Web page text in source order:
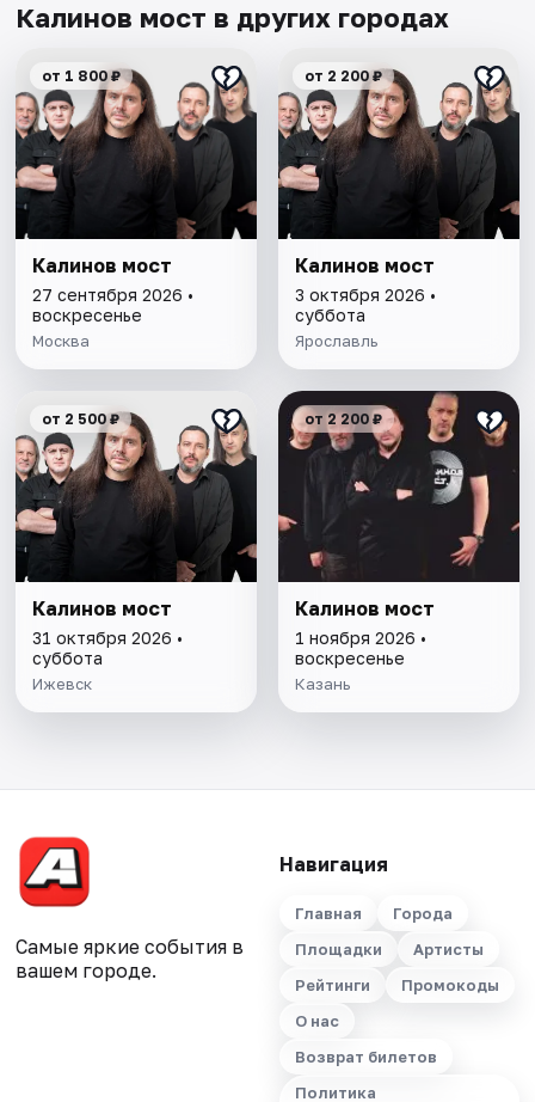
Калинов мост в других городах
от 1 800 ₽
Калинов мост
27 сентября 2026 •
воскресенье
Москва
от 2 200 ₽
Калинов мост
3 октября 2026 •
суббота
Ярославль
от 2 500 ₽
Калинов мост
31 октября 2026 •
суббота
Ижевск
от 2 200 ₽
Калинов мост
1 ноября 2026 •
воскресенье
Казань
Самые яркие события в
вашем городе.
Навигация
Главная
Города
Площадки
Артисты
Рейтинги
Промокоды
О нас
Возврат билетов
Политика